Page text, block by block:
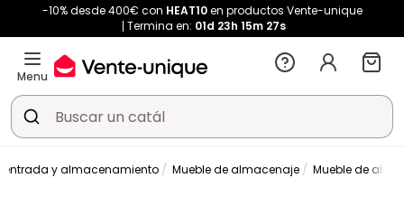
-10% desde 400€ con HEAT10en productos Vente-unique
Termina en: 01d 23h 15m 27s
Menu
entrada y almacenamiento Mueble de almacenaje Mueble de